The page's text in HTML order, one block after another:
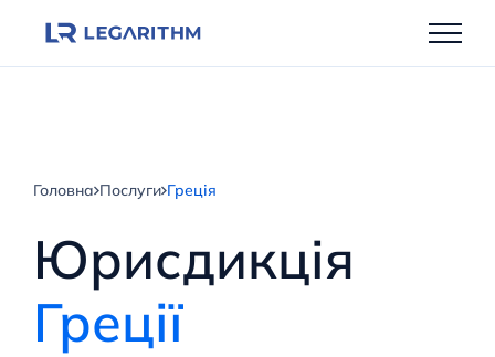
Головна Послуги Греція
Юрисдикція
Греції